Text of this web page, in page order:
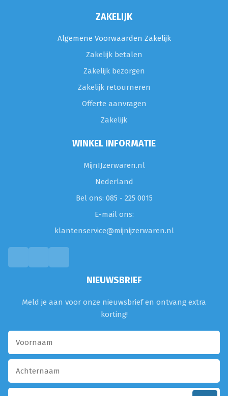
ZAKELIJK
Algemene Voorwaarden Zakelijk
Zakelijk betalen
Zakelijk bezorgen
Zakelijk retourneren
Offerte aanvragen
Zakelijk
WINKEL INFORMATIE
MijnIJzerwaren.nl
Nederland
Bel ons: 085 - 225 0015
E-mail ons:
klantenservice@mijnijzerwaren.nl
NIEUWSBRIEF
Meld je aan voor onze nieuwsbrief en ontvang extra
korting!